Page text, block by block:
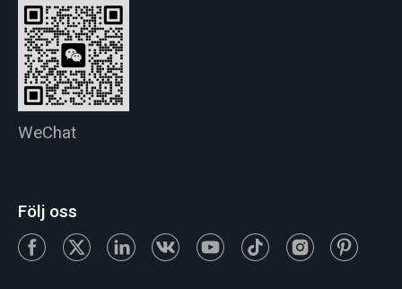
WeChat
Följ oss